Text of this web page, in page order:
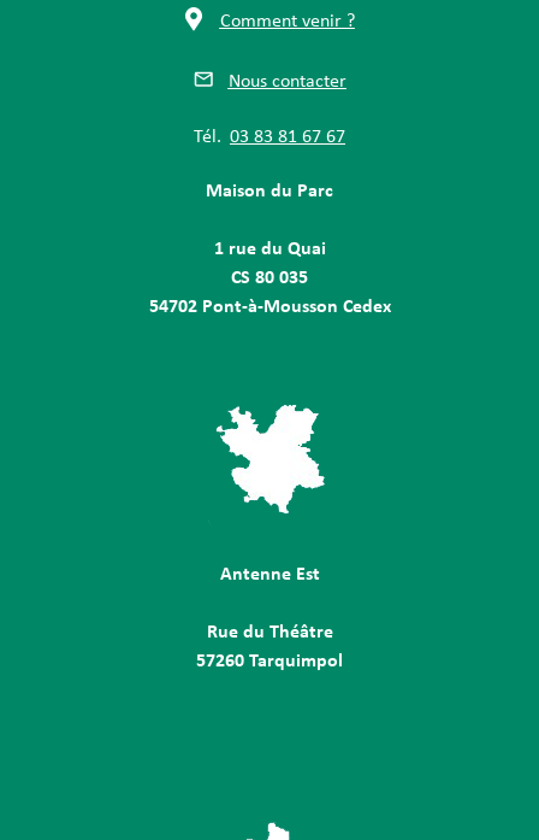
Comment venir ?
Nous contacter
Tél. 03 83 81 67 67
Maison du Parc
1 rue du Quai
CS 80 035
54702 Pont-à-Mousson Cedex
Antenne Est
Rue du Théâtre
57260 Tarquimpol